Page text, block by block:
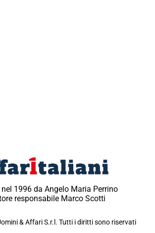
1996 da Angelo Maria Perrino
responsabile Marco Scotti
& Affari S.r.l. Tutti i diritti sono riservati